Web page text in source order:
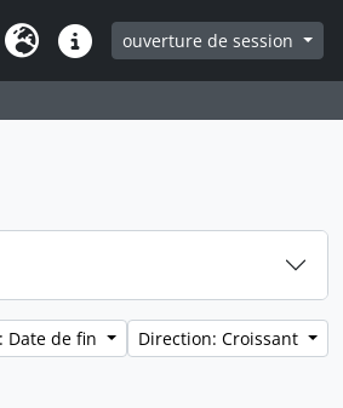
LangueLiens rapidesouverture de session
Date de fin Direction: Croissant